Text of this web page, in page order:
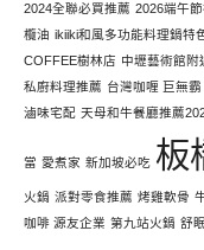
2024全聯必買推薦 2026端午
欖油 ikiiki和風多功能料理鍋特
COFFEE樹林店 中壢藝術館附
私廚料理推薦 台灣咖喱 巨無霸
滷味宅配 天母和牛餐廳推薦
當 愛煮家 新加坡必吃 板
火鍋 派對零食推薦 烤雞軟骨
咖啡 源友企業 第九站火鍋 舒